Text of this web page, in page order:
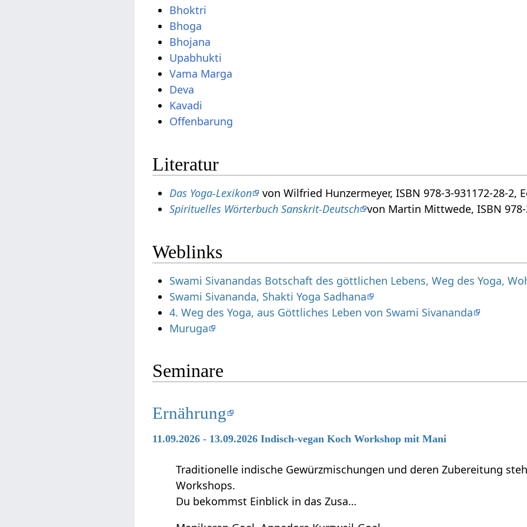
Bhoktri
Bhoga
Bhojana
Upabhukti
Vama Marga
Deva
Kavadi
Offenbarung
Literatur
Das Yoga-Lexikon
von Wilfried Hunzermeyer, ISBN 978-3-931172-28-2,
Spirituelles Wörterbuch Sanskrit-Deutsch von Martin Mittwede, ISBN
Weblinks
Swami Sivanandas Botschaft des göttlichen Lebens, Weg des Yoga,
Swami Sivananda, Shakti Yoga Sadhana
4. Weg des Yoga, aus Göttliches Leben von Swami Sivananda
Muruga
Seminare
Ernährung
11.09.2026 - 13.09.2026 Indisch-vegan Koch Workshop mit Mani
Traditionelle indische Gewürzmischungen und deren Zubereitung
Workshops.
Du bekommst Einblick in das Zusa…